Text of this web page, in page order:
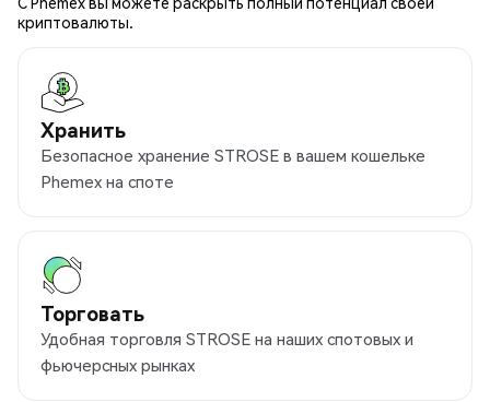
криптовалюты.
Хранить
Безопасное хранение STROSE в вашем кошельке
Phemex на споте
Торговать
Удобная торговля STROSE на наших спотовых и
фьючерсных рынках